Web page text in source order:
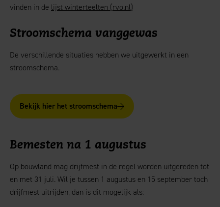
vinden in de lijst winterteelten (rvo.nl)
Stroomschema vanggewas
De verschillende situaties hebben we uitgewerkt in een
stroomschema.
Bekijk hier het stroomschema
Bemesten na 1 augustus
Op bouwland mag drijfmest in de regel worden uitgereden tot
en met 31 juli. Wil je tussen 1 augustus en 15 september toch
drijfmest uitrijden, dan is dit mogelijk als: